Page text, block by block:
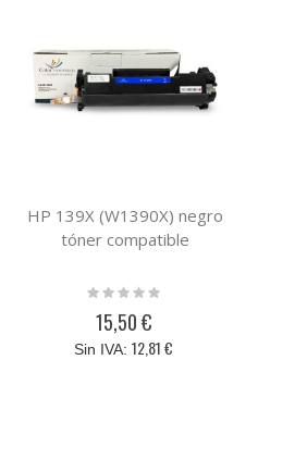
HP 139X (W1390X) negro
tóner compatible
Rating:
15,50 €
12,81 €